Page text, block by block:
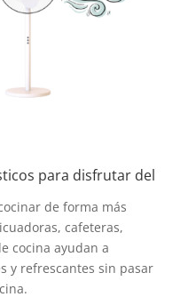
para disfrutar del
de forma más
cafeteras,
cocina ayudan a
y refrescantes sin pasar